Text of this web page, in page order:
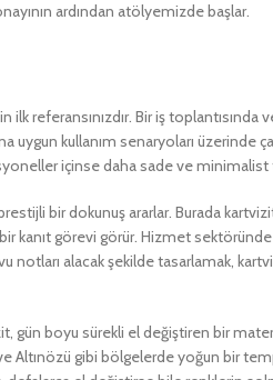
ardından atölyemizde başlar.
ilk referansınızdır. Bir iş
uygun kullanım senaryoları
içinse daha sade ve minimalist
bir dokunuş ararlar. Burada
kanıt görevi görür. Hizmet
notları alacak şekilde tasarlamak,
boyu sürekli el değiştiren bir
Altınözü gibi bölgelerde yoğun bir